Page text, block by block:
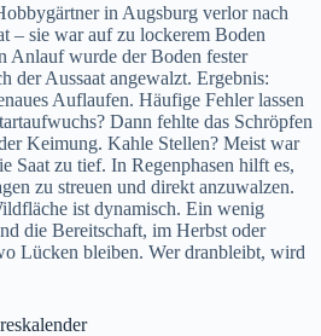
in Augsburg verlor nach
– sie war auf zu lockerem Boden
Anlauf wurde der Boden fester
der Aussaat angewalzt. Ergebnis:
Auflaufen. Häufige Fehler lassen
Dann fehlte das Schröpfen
Keimung. Kahle Stellen? Meist war
Saat zu tief. In Regenphasen hilft es,
zu streuen und direkt anzuwalzen.
ist dynamisch. Ein wenig
die Bereitschaft, im Herbst oder
Lücken bleiben. Wer dranbleibt, wird